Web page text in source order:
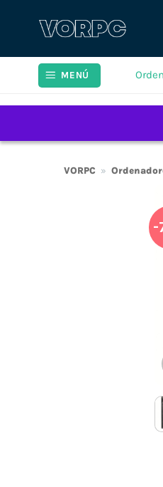
MENÚ
VORPC »
-